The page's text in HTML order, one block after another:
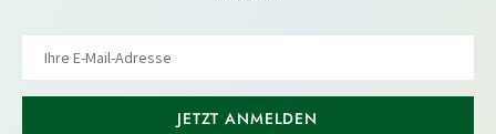
JETZT ANMELDEN